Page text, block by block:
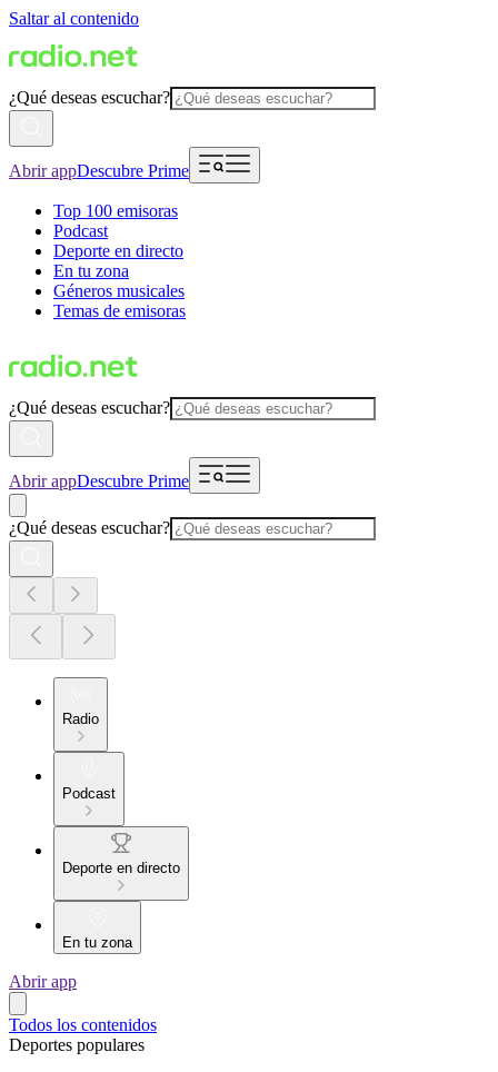
Saltar al contenido
¿Qué deseas escuchar?
Abrir appDescubre Prime
Top 100 emisoras
Podcast
Deporte en directo
En tu zona
Géneros musicales
Temas de emisoras
¿Qué deseas escuchar?
Abrir appDescubre Prime
¿Qué deseas escuchar?
Radio
Podcast
Deporte en directo
En tu zona
Abrir app
Todos los contenidos
Deportes populares